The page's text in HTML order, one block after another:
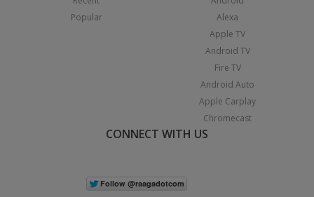
Popular
Alexa
Apple TV
Android TV
Fire TV
Android Auto
Apple Carplay
Chromecast
CONNECT WITH US